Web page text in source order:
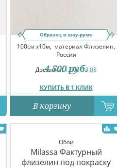
Образец в шоу-руме
100см x10м, материал Флизелин,
Россия
Доставка:12.08-13.08
КУПИТЬ В 1 КЛИК
4 500 руб.
В корзину
Обои
Milassa Фактурный
флизелин под покраску